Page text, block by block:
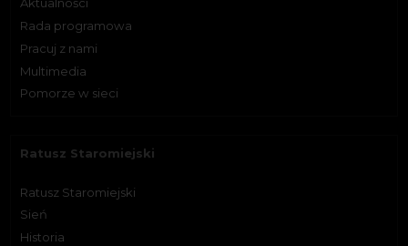
Aktualności
Rada programowa
Pracuj z nami
Multimedia
Pomorze w sieci
Ratusz Staromiejski
Ratusz Staromiejski
Sień
Historia